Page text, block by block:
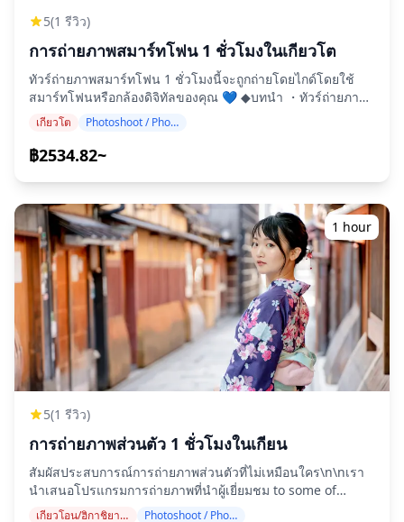
ภายหลัง ⚠︎ไม่สามารถเลือกที่นั่งได้ ## **เกี่ยวกับแพ็กเกจ
ที่พัก** ・แผนการเข้าพักสำหรับ Rinn Kyoto Gion Shinbashi
การจองสำหรับผู้เข้าพักสองท่านเท่านั้น โปรดเดินทางไปยัง
โรงแรมและเช็คอินด้วยตนเอง พักสองคืนรวมวันก่อนและวันจัด
งานเทศกาล ห้องพักเตียงแฝดมาตรฐาน เฉพาะห้องพักเท่านั้น (ไม่
รวมอาหาร) ที่อยู่: 2-415-1, Hashimotocho, Higashiyama
Place Kyoto Shijo Karasuma การจองสำหรับผู้เข้าพักสองท่าน
สองคืนรวมวันก่อนและวันจัดงานเทศกาล ห้องพักเตียงแฝด
มาตรฐาน รวมอาหารเช้า ที่อยู่: 551-Sanno-cho, Takatsuji-
agaru, Muromachi-dori, Shimogyo-ku 600-8424 ## **วิธี
การใช้งาน** - โปรดแสดงตั๋วกระดาษของคุณแก่เจ้าหน้าที่ที่
ประตูทางเข้า - เมื่อเข้าไปในสถานที่จัดงานแล้ว โปรดนั่งในที่นั่ง
ที่ระบุไว้บนตั๋วของคุณ ## **สิ่งที่รวมไว้** - ตั๋วกระดาษ - แผ่น
พับ ## **สิ่งที่ไม่รวม** - การเดินทางไปยังสถานที่จัดงาน - ค่า
ใช้จ่ายส่วนตัวอื่น ๆ ## **นโยบายการยกเลิก** - การขาย
ทั้งหมดถือเป็นที่สิ้นสุด ผู้เดินทางจะไม่ได้รับการคืนเงินใด ๆ ไม่ว่า
สถานะการยกเลิกจะเป็นอย่างไร ## **การยืนยันก่อนทำการ
จอง** - Yamaboko Junko（Parade）จะจัดขึ้นไม่ว่าฝนจะตก
หรือแดดออก จะไม่มีการคืนเงินใด ๆ เว้นแต่ Yamaboko Junko
จะไม่ดำเนินการ ค่าธรรมเนียมการออกตั๋วและการจัดส่งที่
เกี่ยวข้องกับการชำระเงินไม่สามารถคืนเงินได้ - เราจะไม่รับผิด
ชอบต่อความเสียหายใด ๆ เมื่อเจ้าหน้าที่ของเราได้มอบตั๋วให้คุณ
โปรดแสดงตั๋วของคุณแก่พนักงานต้อนรับที่อยู่ใกล้ที่นั่งของคุณ
และนั่งบนเก้าอี้ที่มีหมายเลขที่นั่งของคุณ ## **ข้อควรทราบ
สำหรับวันงาน** - เราคาดว่าจะมีอากาศร้อนจัด ดังนั้นโปรด
5(1 รีวิว)
การถ่ายภาพสมาร์ทโฟน 1 ชั่วโมงในเกียวโต
ทัวร์ถ่ายภาพสมาร์ทโฟน 1 ชั่วโมงนี้จะถูกถ่ายโดยไกด์โดยใช้
สมาร์ทโฟนหรือกล้องดิจิทัลของคุณ 💙 ◆บทนำ ・ทัวร์ถ่ายภาพ
สมาร์ทโฟน 1 ชั่วโมงนี้จะถูกถ่ายโดยไกด์โดยใช้สมาร์ทโฟนหรือ
ธรรมชาติเหมือนที่เพื่อนถ่ายให้ ・ผู้ที่ต้องการรับภาพในวัน
เดียวกัน ・ผู้ที่ต้องการโพสต์ภาพบนโซเชียลมีเดียทันที ◆เวลา
ถ่ายภาพ: 1 ชั่วโมง เลือกช่วงเวลาที่เหมาะกับกำหนดการเดินทาง
ของคุณ! ◆ไกด์: อังกฤษ จีน เกาหลี ฯลฯ แจ้งให้เราทราบภาษาที่
คุณต้องการ และเราจะจัดหาไกด์ที่พูดภาษานั้นให้! (หากyour
schedule doesn’t align, we will try to arrange another
language option) ◆ สถานที่: ทุกที่ในเกียวโต! แจ้งสถานที่ที่คุณ
ต้องการเมื่อจองเพื่อให้ตรงกับแผนการเดินทางของคุณ! ◆ข้อมูล
สำคัญ: หากคุณต้องการถ่ายภาพในหลายสถานที่ คุณจะต้อง ใช้
การขนส่งสาธารณะ You’ll be responsible for
transportation costs, including ค่าไกด์ รวมถึงค่าเข้าชม
สถานที่ต่างๆ ◆ การส่งมอบภาพ ・Photos will be taken with
the traveler’s smartphone/digital camera on the day ถ่าย
ภาพ ・จะไม่มีการแต่งแต้มหรือการแก้ไขเครื่องสำอาง ภาพจะ
(https://assets.hldycdn.com/experiences/
![]
![]
(https://assets.hldycdn.com/experiences/
![]
เกียวโต Photoshoot / Photo tour
฿2534.82~
1 hour
5(1 รีวิว)
การถ่ายภาพส่วนตัว 1 ชั่วโมงในเกียน
สัมผัสประสบการณ์การถ่ายภาพส่วนตัวที่ไม่เหมือนใคร\n\nเรา
นำเสนอโปรแกรมการถ่ายภาพที่นำผู้เยี่ยมชม to some of
Gion's popular และ unique photo spots. ดำเนินการโดย
เกียวโอน/ฮิกาชิยามะ (วัดคิโยมิซุ, ศาลเจ้ายาซากะ, ศาลเจ้าเฮอัน) Photoshoot / Photo tour